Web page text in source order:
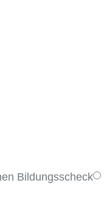
Bildungsscheck